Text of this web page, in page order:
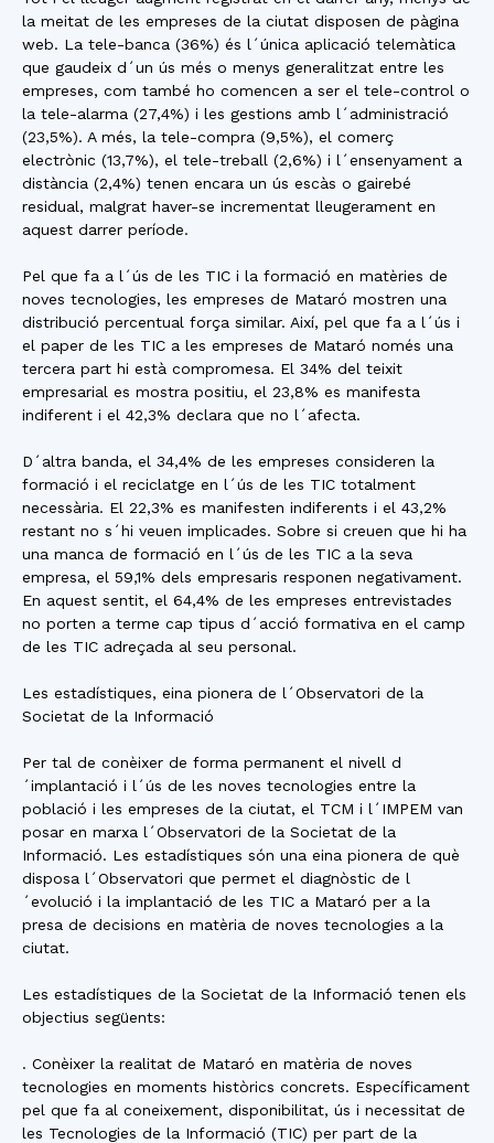
la meitat de les empreses de la ciutat disposen de pàgina
web. La tele-banca (36%) és l´única aplicació telemàtica
que gaudeix d´un ús més o menys generalitzat entre les
empreses, com també ho comencen a ser el tele-control o
la tele-alarma (27,4%) i les gestions amb l´administració
(23,5%). A més, la tele-compra (9,5%), el comerç
electrònic (13,7%), el tele-treball (2,6%) i l´ensenyament a
distància (2,4%) tenen encara un ús escàs o gairebé
residual, malgrat haver-se incrementat lleugerament en
aquest darrer període.
Pel que fa a l´ús de les TIC i la formació en matèries de
noves tecnologies, les empreses de Mataró mostren una
distribució percentual força similar. Així, pel que fa a l´ús i
el paper de les TIC a les empreses de Mataró només una
tercera part hi està compromesa. El 34% del teixit
empresarial es mostra positiu, el 23,8% es manifesta
indiferent i el 42,3% declara que no l´afecta.
D´altra banda, el 34,4% de les empreses consideren la
formació i el reciclatge en l´ús de les TIC totalment
necessària. El 22,3% es manifesten indiferents i el 43,2%
restant no s´hi veuen implicades. Sobre si creuen que hi ha
una manca de formació en l´ús de les TIC a la seva
empresa, el 59,1% dels empresaris responen negativament.
En aquest sentit, el 64,4% de les empreses entrevistades
no porten a terme cap tipus d´acció formativa en el camp
de les TIC adreçada al seu personal.
Les estadístiques, eina pionera de l´Observatori de la
Societat de la Informació
Per tal de conèixer de forma permanent el nivell d
´implantació i l´ús de les noves tecnologies entre la
població i les empreses de la ciutat, el TCM i l´IMPEM van
posar en marxa l´Observatori de la Societat de la
Informació. Les estadístiques són una eina pionera de què
disposa l´Observatori que permet el diagnòstic de l
´evolució i la implantació de les TIC a Mataró per a la
presa de decisions en matèria de noves tecnologies a la
ciutat.
Les estadístiques de la Societat de la Informació tenen els
objectius següents:
. Conèixer la realitat de Mataró en matèria de noves
tecnologies en moments històrics concrets. Específicament
pel que fa al coneixement, disponibilitat, ús i necessitat de
les Tecnologies de la Informació (TIC) per part de la